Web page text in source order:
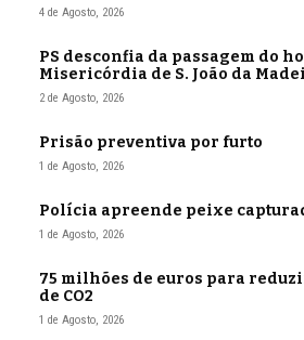
4 de Agosto, 2026
PS desconfia da passagem do
Misericórdia de S. João da
2 de Agosto, 2026
Prisão preventiva por furto
1 de Agosto, 2026
Polícia apreende peixe
1 de Agosto, 2026
75 milhões de euros para
de CO2
1 de Agosto, 2026